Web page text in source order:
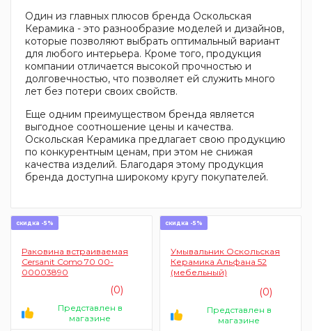
Один из главных плюсов бренда Оскольская
Керамика - это разнообразие моделей и дизайнов,
которые позволяют выбрать оптимальный вариант
для любого интерьера. Кроме того, продукция
компании отличается высокой прочностью и
долговечностью, что позволяет ей служить много
лет без потери своих свойств.
Еще одним преимуществом бренда является
выгодное соотношение цены и качества.
Оскольская Керамика предлагает свою продукцию
по конкурентным ценам, при этом не снижая
качества изделий. Благодаря этому продукция
бренда доступна широкому кругу покупателей.
скидка -5%
Раковина встраиваемая
Cersanit Como 70 00-
00003890
(0)
Представлен в
магазине
скидка -5%
Умывальник Оскольская
Керамика Альфана 52
(мебельный)
(0)
Представлен в
магазине